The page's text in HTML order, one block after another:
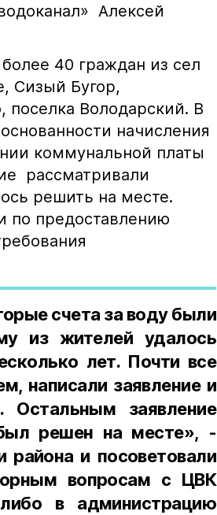
Алексей
40 граждан из сел
Сизый Бугор,
поселка Володарский. В
начисления
коммунальной платы
рассматривали
решить на месте.
по предоставлению
счета за воду были
из жителей удалось
лет. Почти все
написали заявление и
заявление
решен на месте», -
района и посоветовали
вопросам с ЦВК
в администрацию